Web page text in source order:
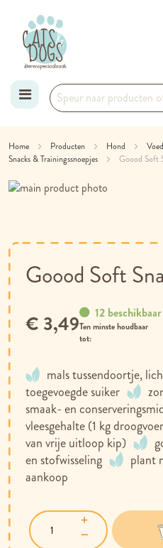
naar
de
Home Producten Hond
Snacks & Trainingssnoepjes
Goood Soft
Ga
van
de
afbeeldingen-
gallerij
begin
van
de
afbeeldingen-
gallerij
Goood Soft
mals tussendoortje,
toegevoegde suiker
smaak- en
vleesgehalte (1 kg
van vrije uitloop kip)
en stofwisseling
plant
aankoop
12
Ten minste houdbaar
tot:
€ 3,49